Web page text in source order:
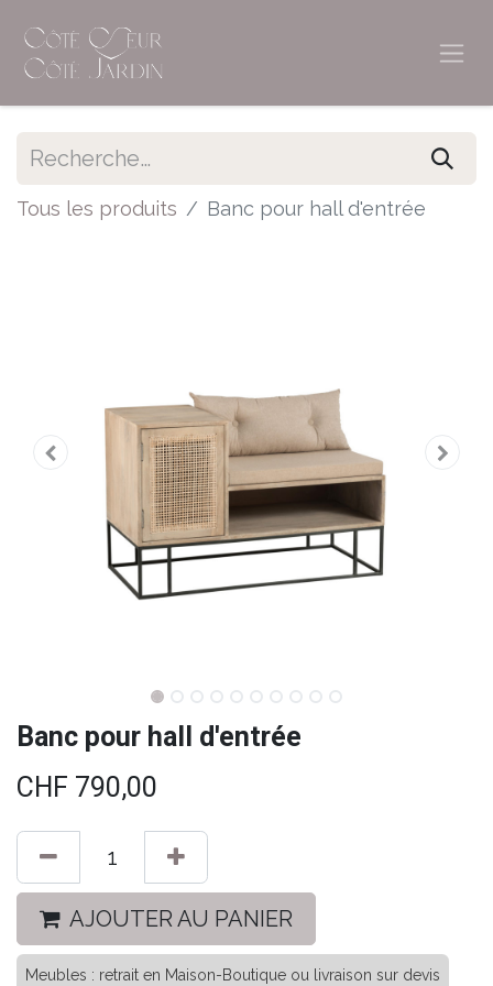
Tous les produits Banc pour hall d'entrée
Banc pour hall d'entrée
CHF 790,00
AJOUTER AU PANIER
Meubles : retrait en Maison-Boutique ou livraison sur devis